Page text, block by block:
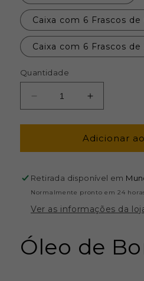
Caixa com 6 Frascos de
Caixa com 6 Frascos de
Quantidade
Diminuir
a
quantidade
Óleo
Borragem
Aumentar
a
quantidade
de
Óleo
Borragem
Adicionar
Retirada disponível em
Normalmente pronto em 24
Ver as informações da
Óleo de